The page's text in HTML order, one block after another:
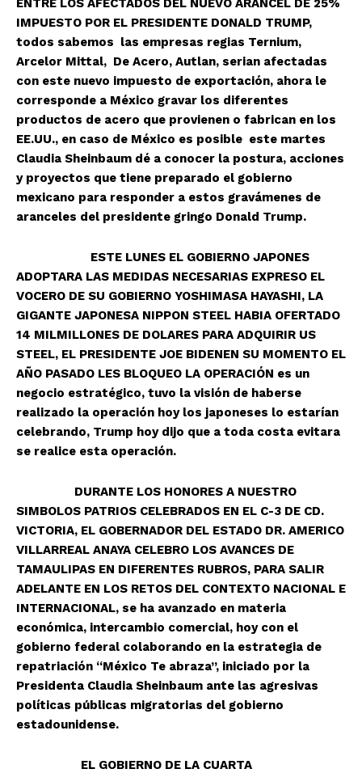
ENTRE LOS AFECTADOS DEL NUEVO ARANCEL DE 25%
IMPUESTO POR EL PRESIDENTE DONALD TRUMP,
todos sabemos las empresas regias Ternium,
Arcelor Mittal, De Acero, Autlan, serian afectadas
con este nuevo impuesto de exportación, ahora le
corresponde a México gravar los diferentes
productos de acero que provienen o fabrican en los
EE.UU., en caso de México es posible este martes
Claudia Sheinbaum dé a conocer la postura, acciones
y proyectos que tiene preparado el gobierno
mexicano para responder a estos gravámenes de
aranceles del presidente gringo Donald Trump.
ESTE LUNES EL GOBIERNO JAPONES
ADOPTARA LAS MEDIDAS NECESARIAS EXPRESO EL
VOCERO DE SU GOBIERNO YOSHIMASA HAYASHI, LA
GIGANTE JAPONESA NIPPON STEEL HABIA OFERTADO
14 MILMILLONES DE DOLARES PARA ADQUIRIR US
STEEL, EL PRESIDENTE JOE BIDENEN SU MOMENTO EL
AÑO PASADO LES BLOQUEO LA OPERACIÓN es un
negocio estratégico, tuvo la visión de haberse
realizado la operación hoy los japoneses lo estarían
celebrando, Trump hoy dijo que a toda costa evitara
se realice esta operación.
DURANTE LOS HONORES A NUESTRO
SIMBOLOS PATRIOS CELEBRADOS EN EL C-3 DE CD.
VICTORIA, EL GOBERNADOR DEL ESTADO DR. AMERICO
VILLARREAL ANAYA CELEBRO LOS AVANCES DE
TAMAULIPAS EN DIFERENTES RUBROS, PARA SALIR
ADELANTE EN LOS RETOS DEL CONTEXTO NACIONAL E
INTERNACIONAL, se ha avanzado en materia
económica, intercambio comercial, hoy con el
gobierno federal colaborando en la estrategia de
repatriación “México Te abraza”, iniciado por la
Presidenta Claudia Sheinbaum ante las agresivas
políticas públicas migratorias del gobierno
estadounidense.
EL GOBIERNO DE LA CUARTA